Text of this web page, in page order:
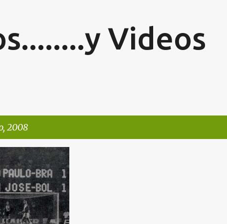
Videos
2008